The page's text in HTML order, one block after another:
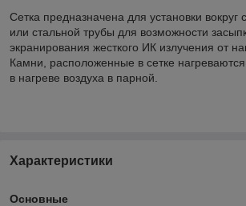
Сетка предназначена для установки вокруг
или стальной трубы для возможности
экранирования жесткого ИК излучения от
Камни, расположенные в сетке
в нагреве воздуха в парной.
Характеристики
Основные